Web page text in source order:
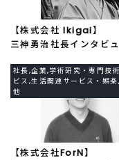
【株式会社 Ikigai】
三神勇治社長インタビ
社長,企業,学術研究・専門技
ビス,生活関連サービス・娯楽
他
【株式会社ForN】